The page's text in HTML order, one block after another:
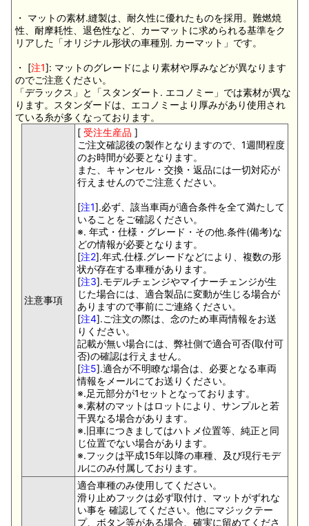
・ マットの素材.縫製は、耐久性に優れたものを採用。難燃焼
性、耐摩耗性、退色性など、カーマットに求められる基準をク
リアした「オリジナル形状の車種別. カーマット」です。
・ [注1]: マットのグレードにより素材や厚みなどが異なります
のでご注意ください。
「デラックス」と「スタンダート. エコノミー」では素材が異な
ります。スタンダードは、エコノミーより厚みがあり使用され
ている糸が多くなっております。
注意事項
[ 受注生産品 ]
ご注文確認後の製作となりますので、1週間程度
のお時間が必要となります。
また、キャンセル・交換・返品には一切対応が
行えませんのでご注意ください。
[注1].必ず、該当車両が適合条件を全て満たして
いることをご確認ください。
※. 年式・仕様・グレード・その他.条件(備考)な
どの情報が必要となります。
[注2].年式.仕様.グレードなどにより、複数の形
状が存在する車種があります。
[注3].モデルチェンジやマイナーチェンジが生
じた場合には、適合製品に変動が生じる場合が
ありますので事前にご連絡ください。
[注4].ご注文の際は、念のため車両情報をお送
りください。
記載が無い場合には、弊社側で適合可否(取付可
否)の確認は行えません。
[注5].適合が不明瞭な場合は、必要となる車両
情報をメールにてお送りください。
※.足元部分が1セットとなっております。
※.素材のマットはロットにより、サンプルと若
干異なる場合があります。
※.旧車につきましてはハトメ位置等、純正と同
じ位置でない場合があります。
※.フックは平成15年以降の車種、及び現行モデ
ルにのみ付属しております。
適合車種のみ使用してください。
滑り止めフックは必ず取付け、マットがずれな
い事を 確認してください。他にマジックテー
プ、ボタン等がある場合、確実に留めてくださ